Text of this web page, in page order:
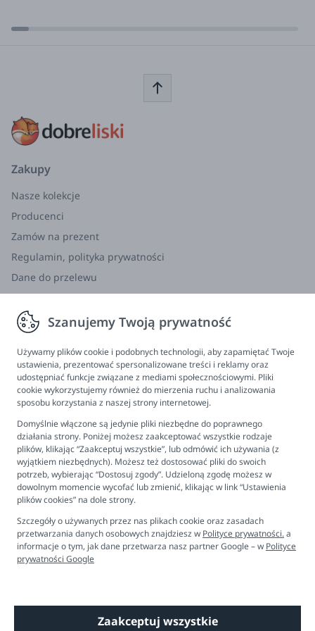
Informacje o producencie/importerze:
shop@cozyanddozy.com
Zakupy
Nasze kolekcje
Producenci
Zamów na prezent
Regulamin, polityka prywatności
Dane do przelewu
Zwroty, wymiana, reklamacja
Informacje
Program lojalnościowy
FAQ - najczęściej zadawane pytania
Newsletter
Ustawienia plików cookies
Biuro obsługi klienta
Pon. - Pt. 9:00 - 16:00
Szanujemy Twoją prywatność
Używamy plików cookie i podobnych technologii, aby zapamiętać Twoje
ustawienia, prezentować spersonalizowane treści i reklamy oraz
udostępniać funkcje związane z mediami społecznościowymi. Pliki
cookie wykorzystujemy również do mierzenia ruchu i analizowania
sposobu korzystania z naszej strony internetowej.
Domyślnie włączone są jedynie pliki niezbędne do poprawnego
działania strony. Poniżej możesz zaakceptować wszystkie rodzaje
plików, klikając “Zaakceptuj wszystkie”, lub odmówić ich używania (z
wyjątkiem niezbędnych). Możesz też dostosować pliki do swoich
potrzeb, wybierając “Dostosuj zgody”. Udzieloną zgodę możesz w
dowolnym momencie wycofać lub zmienić, klikając w link “Ustawienia
plików cookies” na dole strony.
Szczegóły o używanych przez nas plikach cookie oraz zasadach
przetwarzania danych osobowych znajdziesz w Polityce prywatności.a
informacje o tym, jak dane przetwarza nasz partner Google – w Polityce
prywatności Google
Zaakceptuj wszystkie